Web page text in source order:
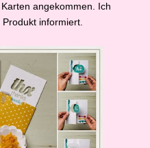
angekommen. Ich
informiert.